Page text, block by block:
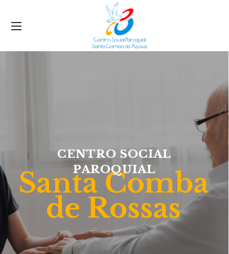
Santa Comba
de Rossas
CENTRO SOCIAL
PAROQUIAL